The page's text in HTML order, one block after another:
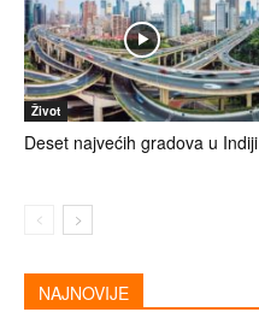
Život
Deset najvećih gradova u Indiji
NAJNOVIJE